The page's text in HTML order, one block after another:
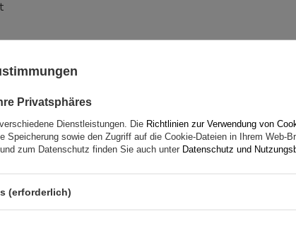
Privatsphäres
Dienstleistungen. Die Richtlinien zur Verwendung von
Speicherung sowie den Zugriff auf die Cookie-Dateien in Ihrem Web-
zum Datenschutz finden Sie auch unter Datenschutz und
(erforderlich)